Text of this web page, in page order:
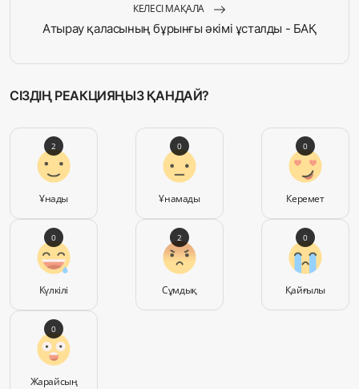
КЕЛЕСІ МАҚАЛА
Атырау қаласының бұрынғы әкімі ұсталды - БАҚ
СІЗДІҢ РЕАКЦИЯҢЫЗ ҚАНДАЙ?
Ұнады
2
Ұнамады
0
Керемет
0
Күлкілі
0
Сұмдық
2
Қайғылы
0
Жарайсың
0